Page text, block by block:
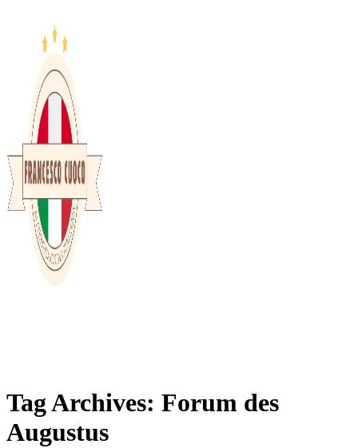
Tag Archives: Forum des
Augustus